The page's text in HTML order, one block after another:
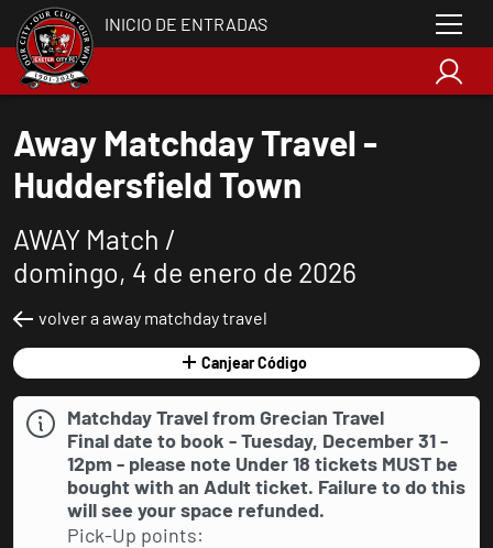
INICIO DE ENTRADAS
Away Matchday Travel -
Huddersfield Town
AWAY Match /
domingo, 4 de enero de 2026
volver a away matchday travel
Canjear Código
Matchday Travel from Grecian Travel
Final date to book - Tuesday, December 31 -
12pm - please note Under 18 tickets MUST be
bought with an Adult ticket. Failure to do this
will see your space refunded.
Pick-Up points: